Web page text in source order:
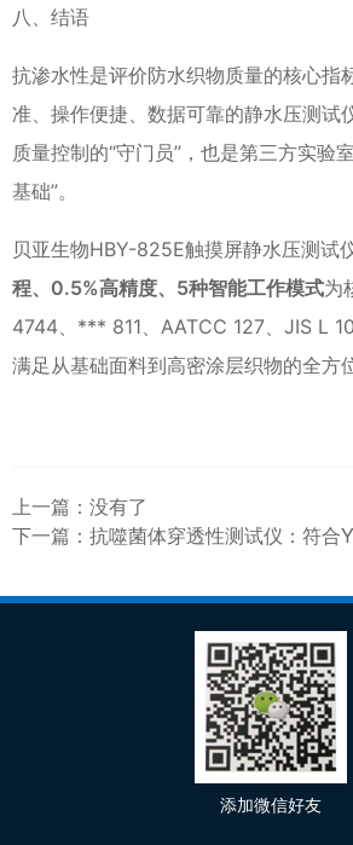
八、结语
抗渗水性是评价防水织物质量的核心指
准、操作便捷、数据可靠的静水压测试
质量控制的“守门员”，也是第三方实验
基础”。
贝亚生物HBY-825E触摸屏静水压测试
程、0.5%高精度、5种智能工作模式为
4744、*** 811、AATCC 127、JIS L
满足从基础面料到高密涂层织物的全方
上一篇：没有了
下一篇： 抗噬菌体穿透性测试仪：符合YY/T0689-2008国
添加微信好友